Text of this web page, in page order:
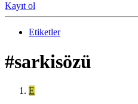
Kayıt ol
Etiketler
#sarkisözü
E